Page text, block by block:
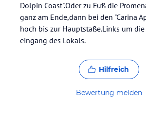
Dolpin Coast".Oder zu Fuß die
ganz am Ende,dann bei den "Carina
hoch bis zur Hauptstaße.Links um
eingang des Lokals.
Hilfreich
Bewertung melden